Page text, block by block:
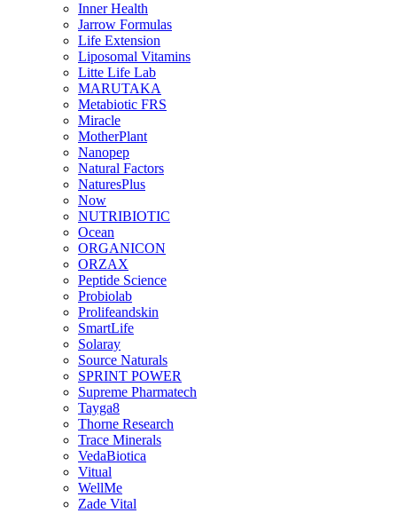
Inner Health
Jarrow Formulas
Life Extension
Liposomal Vitamins
Litte Life Lab
MARUTAKA
Metabiotic FRS
Miracle
MotherPlant
Nanopep
Natural Factors
NaturesPlus
Now
NUTRIBIOTIC
Ocean
ORGANICON
ORZAX
Peptide Science
Probiolab
Prolifeandskin
SmartLife
Solaray
Source Naturals
SPRINT POWER
Supreme Pharmatech
Tayga8
Thorne Research
Trace Minerals
VedaBiotica
Vitual
WellMe
Zade Vital